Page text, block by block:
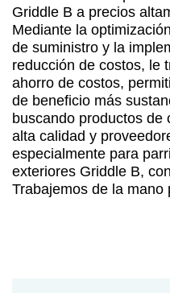
Griddle B a precios
Mediante la
de suministro y la
reducción de costos, le
ahorro de costos,
de beneficio más
buscando productos de
alta calidad y
especialmente para
exteriores Griddle B,
Trabajemos de la mano